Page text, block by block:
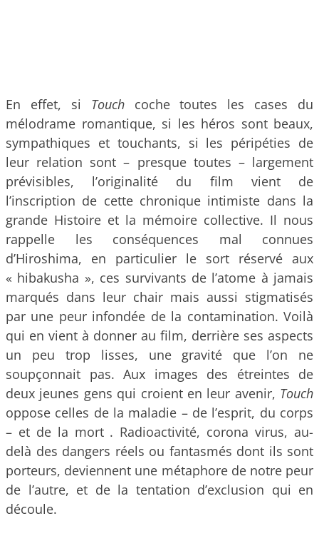
En effet, si Touchcoche toutes les cases du
mélodrame romantique, si les héros sont beaux,
sympathiques et touchants, si les péripéties de
leur relation sont – presque toutes – largement
prévisibles, l’originalité du film vient de
l’inscription de cette chronique intimiste dans la
grande Histoire et la mémoire collective. Il nous
rappelle les conséquences mal connues
d’Hiroshima, en particulier le sort réservé aux
« hibakusha », ces survivants de l’atome à jamais
marqués dans leur chair mais aussi stigmatisés
par une peur infondée de la contamination. Voilà
qui en vient à donner au film, derrière ses aspects
un peu trop lisses, une gravité que l’on ne
soupçonnait pas. Aux images des étreintes de
deux jeunes gens qui croient en leur avenir, Touch
oppose celles de la maladie – de l’esprit, du corps
– et de la mort . Radioactivité, corona virus, au-
delà des dangers réels ou fantasmés dont ils sont
porteurs, deviennent une métaphore de notre peur
de l’autre, et de la tentation d’exclusion qui en
découle.